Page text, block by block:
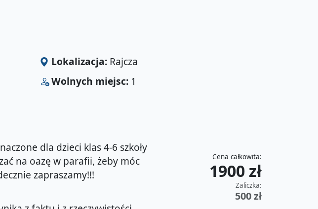
Lokalizacja: Rajcza
Wolnych miejsc: 1
dla dzieci klas 4-6 szkoły
na oazę w parafii, żeby móc
zapraszamy!!!
Cena całkowita:
1900 zł
Zaliczka:
500 zł